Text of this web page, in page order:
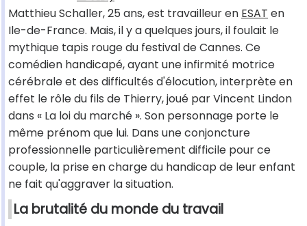
Matthieu Schaller, 25 ans, est travailleur en ESAT en
Ile-de-France. Mais, il y a quelques jours, il foulait le
mythique tapis rouge du festival de Cannes. Ce
comédien handicapé, ayant une infirmité motrice
cérébrale et des difficultés d'élocution, interprète en
effet le rôle du fils de Thierry, joué par Vincent Lindon
dans « La loi du marché ». Son personnage porte le
même prénom que lui. Dans une conjoncture
professionnelle particulièrement difficile pour ce
couple, la prise en charge du handicap de leur enfant
ne fait qu'aggraver la situation.
La brutalité du monde du travail